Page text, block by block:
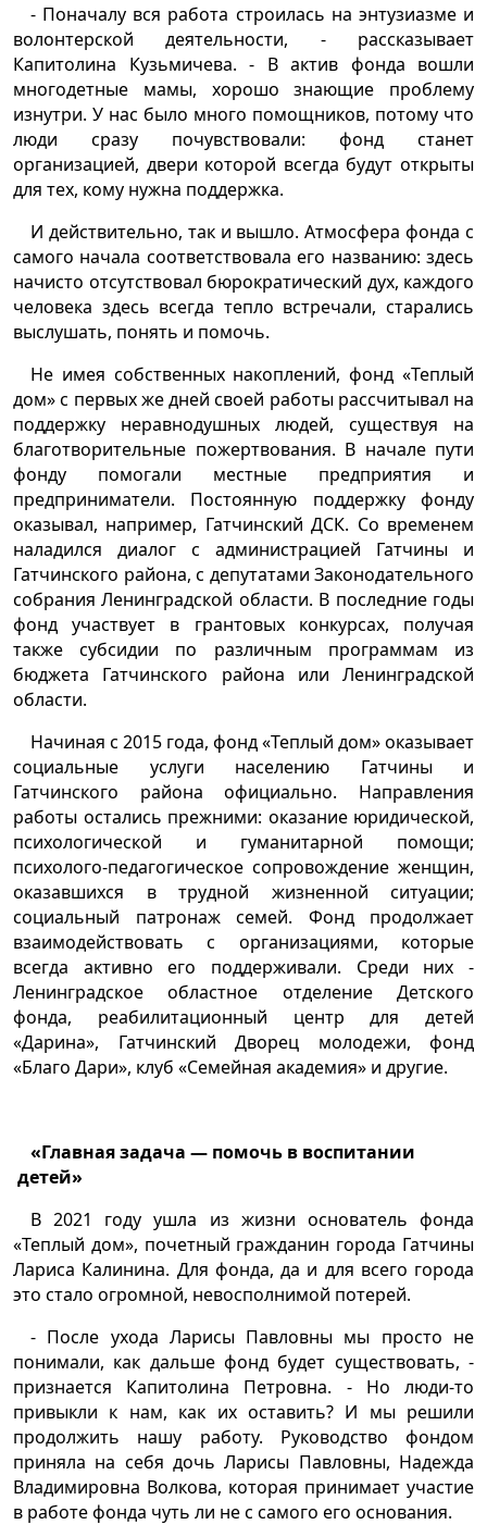
- Поначалу вся работа строилась на энтузиазме и
волонтерской деятельности, - рассказывает
Капитолина Кузьмичева. - В актив фонда вошли
многодетные мамы, хорошо знающие проблему
изнутри. У нас было много помощников, потому что
люди сразу почувствовали: фонд станет
организацией, двери которой всегда будут открыты
для тех, кому нужна поддержка.
И действительно, так и вышло. Атмосфера фонда с
самого начала соответствовала его названию: здесь
начисто отсутствовал бюрократический дух, каждого
человека здесь всегда тепло встречали, старались
выслушать, понять и помочь.
Не имея собственных накоплений, фонд «Теплый
дом» с первых же дней своей работы рассчитывал на
поддержку неравнодушных людей, существуя на
благотворительные пожертвования. В начале пути
фонду помогали местные предприятия и
предприниматели. Постоянную поддержку фонду
оказывал, например, Гатчинский ДСК. Со временем
наладился диалог с администрацией Гатчины и
Гатчинского района, с депутатами Законодательного
собрания Ленинградской области. В последние годы
фонд участвует в грантовых конкурсах, получая
также субсидии по различным программам из
бюджета Гатчинского района или Ленинградской
области.
Начиная с 2015 года, фонд «Теплый дом» оказывает
социальные услуги населению Гатчины и
Гатчинского района официально. Направления
работы остались прежними: оказание юридической,
психологической и гуманитарной помощи;
психолого-педагогическое сопровождение женщин,
оказавшихся в трудной жизненной ситуации;
социальный патронаж семей. Фонд продолжает
взаимодействовать с организациями, которые
всегда активно его поддерживали. Среди них -
Ленинградское областное отделение Детского
фонда, реабилитационный центр для детей
«Дарина», Гатчинский Дворец молодежи, фонд
«Благо Дари», клуб «Семейная академия» и другие.
«Главная задача — помочь в воспитании
детей»
В 2021 году ушла из жизни основатель фонда
«Теплый дом», почетный гражданин города Гатчины
Лариса Калинина. Для фонда, да и для всего города
это стало огромной, невосполнимой потерей.
- После ухода Ларисы Павловны мы просто не
понимали, как дальше фонд будет существовать, -
признается Капитолина Петровна. - Но люди-то
привыкли к нам, как их оставить? И мы решили
продолжить нашу работу. Руководство фондом
приняла на себя дочь Ларисы Павловны, Надежда
Владимировна Волкова, которая принимает участие
в работе фонда чуть ли не с самого его основания.